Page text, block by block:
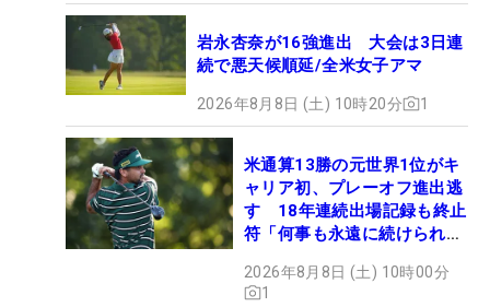
岩永杏奈が16強進出 大会は3日連
続で悪天候順延/全米女子アマ
2026年8月8日 (土) 10時20分 1
米通算13勝の元世界1位がキ
ャリア初、プレーオフ進出逃
す 18年連続出場記録も終止
符「何事も永遠に続けられな
2026年8月8日 (土) 10時00分
1